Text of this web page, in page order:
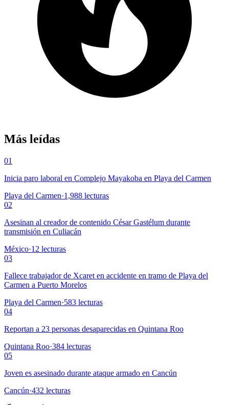
Más leídas
01
Inicia paro laboral en Complejo Mayakoba en Playa del Carmen
Playa del Carmen·1,988 lecturas
02
Asesinan al creador de contenido César Gastélum durante
transmisión en Culiacán
México·12 lecturas
03
Fallece trabajador de Xcaret en accidente en tramo de Playa del
Carmen a Puerto Morelos
Playa del Carmen·583 lecturas
04
Reportan a 23 personas desaparecidas en Quintana Roo
Quintana Roo·384 lecturas
05
Joven es asesinado durante ataque armado en Cancún
Cancún·432 lecturas